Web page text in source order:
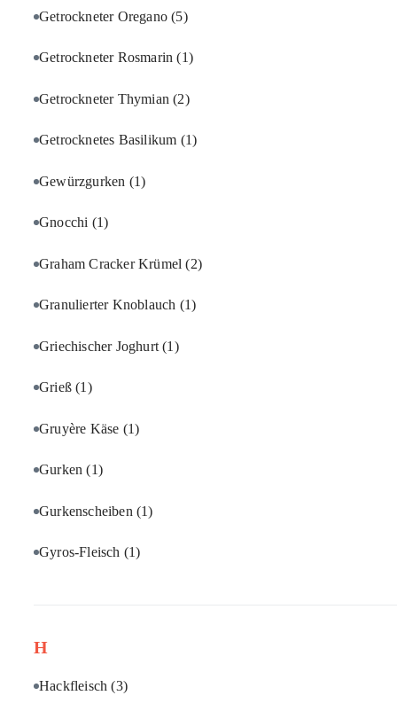
Getrockneter Oregano(5)
Getrockneter Rosmarin(1)
Getrockneter Thymian(2)
Getrocknetes Basilikum (1)
Gewürzgurken (1)
Gnocchi (1)
Graham Cracker Krümel(2)
Granulierter Knoblauch (1)
Griechischer Joghurt(1)
Grieß(1)
Gruyère Käse (1)
Gurken(1)
Gurkenscheiben (1)
Gyros-Fleisch (1)
H
Hackfleisch(3)